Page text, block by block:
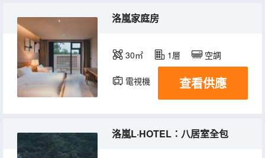
洛嵐家庭房
30㎡ 1層 空調
電視機 冰箱
查看供應
洛嵐L·HOTEL：八居室全包